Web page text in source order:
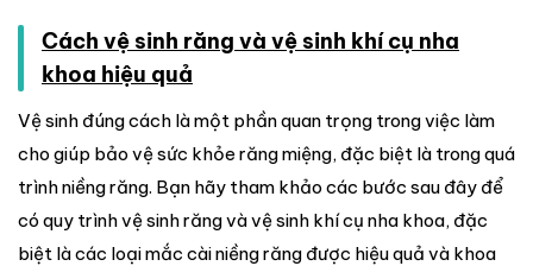
Cách vệ sinh răng và vệ sinh khí cụ nha
khoa hiệu quả
Vệ sinh đúng cách là một phần quan trọng trong việc làm
cho giúp bảo vệ sức khỏe răng miệng, đặc biệt là trong quá
trình niềng răng. Bạn hãy tham khảo các bước sau đây để
có quy trình vệ sinh răng và vệ sinh khí cụ nha khoa, đặc
biệt là các loại mắc cài niềng răng được hiệu quả và khoa